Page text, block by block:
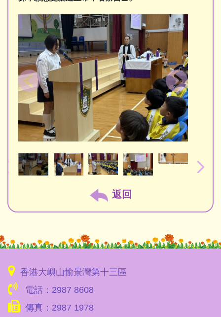
返回
香港大嶼山愉景灣第十三區
電話：2987 8608
傳真：2987 1978